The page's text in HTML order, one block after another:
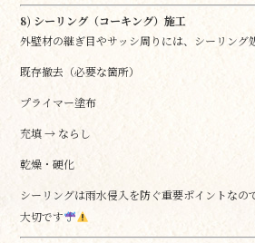
8) シーリング（コーキング）施工
外壁材の継ぎ目やサッシ周りには、シーリング
既存撤去（必要な箇所）
プライマー塗布
充填 → ならし
乾燥・硬化
シーリングは雨水侵入を防ぐ重要ポイントなの
大切です